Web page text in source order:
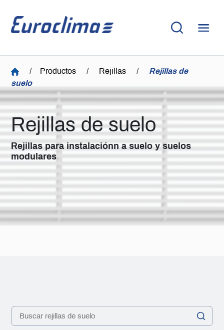
/ Productos / Rejillas /
Rejillas de
suelo
Rejillas de suelo
Rejillas para instalaciónn a suelo y suelos
modulares